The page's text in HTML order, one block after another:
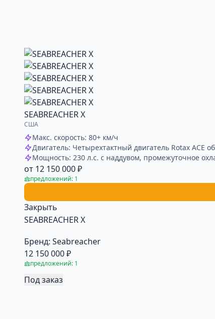
SEABREACHER X
США
Макс. скорость: 80+ км/ч
Двигатель: Четырехтактный двигатель Rotax ACE
Мощность: 230 л.с. с наддувом, промежуточное
от 12 150 000 ₽
предложений: 1
Закрыть
SEABREACHER X
Бренд: Seabreacher
12 150 000 ₽
предложений: 1
Под заказ